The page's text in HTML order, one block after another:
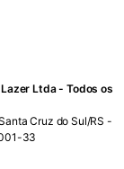
Ltda - Todos os
Cruz do Sul/RS -
33